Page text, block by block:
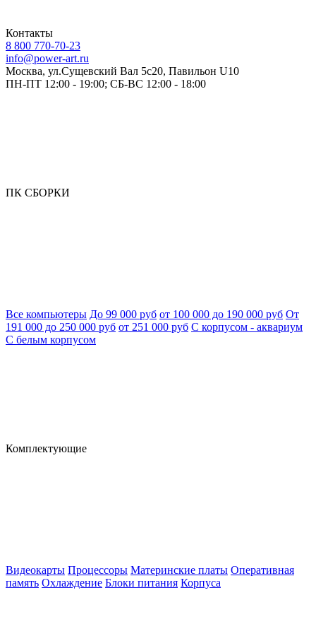
Контакты
8 800 770-70-23
info@power-art.ru
Москва, ул.Сущевский Вал 5с20, Павильон U10
ПН-ПТ 12:00 - 19:00; СБ-ВС 12:00 - 18:00
ПК СБОРКИ
Все компьютеры До 99 000 руб от 100 000 до 190 000 руб От
191 000 до 250 000 руб от 251 000 руб С корпусом - аквариум
С белым корпусом
Комплектующие
Видеокарты Процессоры Материнские платы Оперативная
память Охлаждение Блоки питания Корпуса